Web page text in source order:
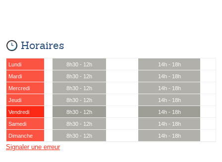
Horaires
Lundi 8h30 - 12h
14h - 18h
Mardi
8h30 - 12h
14h - 18h
Mercredi
8h30 - 12h
14h - 18h
Jeudi
8h30 - 12h
14h - 18h
Vendredi
8h30 - 12h
14h - 18h
Samedi
8h30 - 12h
14h - 18h
Dimanche
8h30 - 12h 14h - 18h
Signaler une erreur